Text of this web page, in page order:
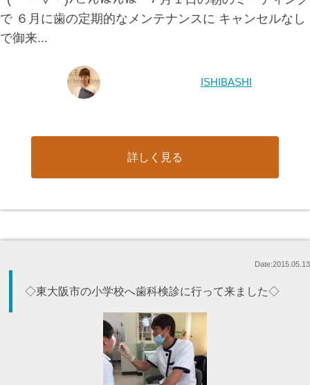
で ６月に歯の定期的なメンテナンスに キャンセルなし
で御来...
ISHIBASHI
詳しく見る
Date:2015.05.13
◇東大阪市の小学校へ歯科検診に行って来ました◇